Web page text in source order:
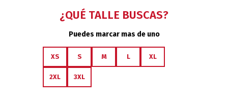
¿QUÉ TALLE BUSCAS?
Puedes marcar mas de uno
XS S M L XL
2XL 3XL